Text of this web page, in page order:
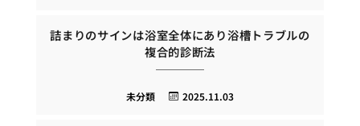
詰まりのサインは浴室全体にあり浴槽トラブルの
複合的診断法
2025.11.03
未分類